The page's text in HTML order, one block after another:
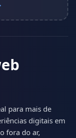
para mais de
digitais em
fora do ar,